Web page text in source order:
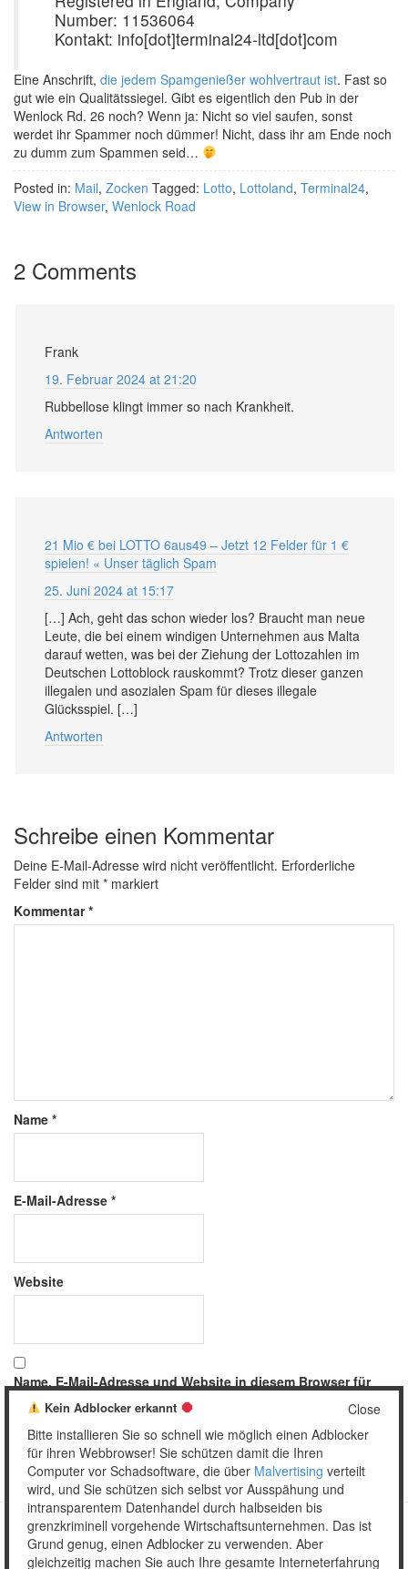
Number: 11536064
Kontakt: info[dot]terminal24-ltd[dot]com
Eine Anschrift, die jedem Spamgenießer wohlvertraut ist. Fast so
gut wie ein Qualitätssiegel. Gibt es eigentlich den Pub in der
Wenlock Rd. 26 noch? Wenn ja: Nicht so viel saufen, sonst
werdet ihr Spammer noch dümmer! Nicht, dass ihr am Ende noch
zu dumm zum Spammen seid…
Posted in: Mail, Zocken Tagged: Lotto, Lottoland, Terminal24,
View in Browser, Wenlock Road
2 Comments
Frank
19. Februar 2024 at 21:20
Rubbellose klingt immer so nach Krankheit.
Antworten
21 Mio € bei LOTTO 6aus49 – Jetzt 12 Felder für 1 €
spielen! « Unser täglich Spam
25. Juni 2024 at 15:17
[…] Ach, geht das schon wieder los? Braucht man neue
Leute, die bei einem windigen Unternehmen aus Malta
darauf wetten, was bei der Ziehung der Lottozahlen im
Deutschen Lottoblock rauskommt? Trotz dieser ganzen
illegalen und asozialen Spam für dieses illegale
Glücksspiel. […]
Antworten
Schreibe einen Kommentar
Deine E-Mail-Adresse wird nicht veröffentlicht. Erforderliche
Felder sind mit * markiert
Kommentar*
Name *
E-Mail-Adresse *
Website
Name, E-Mail-Adresse und Website in diesem Browser für
meinen nächsten Kommentar speichern.
Copyright © 2026 Unser täglich Spam.
Close
Kein Adblocker erkannt
Bitte installieren Sie so schnell wie möglich einen Adblocker
für ihren Webbrowser! Sie schützen damit die Ihren
Computer vor Schadsoftware, die über Malvertising verteilt
wird, und Sie schützen sich selbst vor Ausspähung und
intransparentem Datenhandel durch halbseiden bis
grenzkriminell vorgehende Wirtschaftsunternehmen. Das ist
Grund genug, einen Adblocker zu verwenden. Aber
gleichzeitig machen Sie auch Ihre gesamte Interneterfahrung